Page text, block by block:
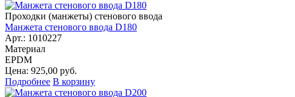
Проходки (манжеты) стенового ввода
Манжета стенового ввода D180
Арт.: 1010227
Материал
EPDM
Цена: 925,00 руб.
Подробнее В корзину